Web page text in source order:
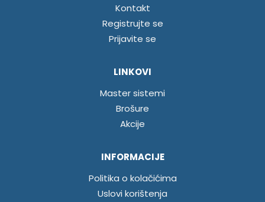
Kontakt
Registrujte se
Prijavite se
LINKOVI
Master sistemi
Brošure
Akcije
INFORMACIJE
Politika o kolačićima
Uslovi korištenja